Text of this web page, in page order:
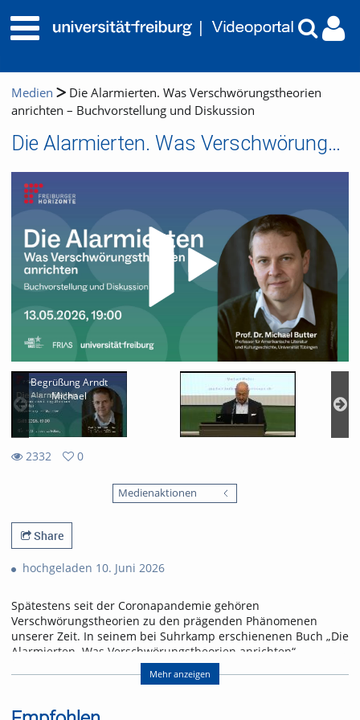
Medien
Die Alarmierten. Was Verschwörungstheorien
anrichten – Buchvorstellung und Diskussion
Die Alarmierten. Was Verschwörungstheorien anrichten – Buchvorstellung und Diskussion
Begrüßung Arndt
Michael
2332
0
Medienaktionen
Share
hochgeladen 10. Juni 2026
Spätestens seit der Coronapandemie gehören
Verschwörungstheorien zu den prägenden Phänomenen
unserer Zeit. In seinem bei Suhrkamp erschienenen Buch „Die
Alarmierten. Was Verschwörungstheorien anrichten“
analysiert der Amerikanist Prof. Dr. Michael Butter (Universität
Tübingen), warum immer mehr Menschen für
welche gesellschaftlichen Folgen das hat. In seinem Vortrag
Mehr anzeigen